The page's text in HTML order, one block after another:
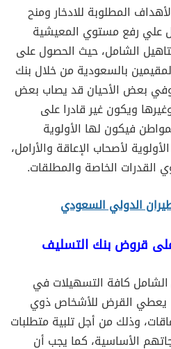
المطلوبة للادخار ومنح
علي رفع مستوي المعيشية
الشامل، حيث الحصول على
بالسعودية من خلال بنك
بعض الأحيان قد يصاب بعض
ويكون غير قادرا على
فيكون لها الأولوية
لأصحاب الإعاقة والأرامل،
القدرات الخاصة والمطلقات.
الدولي السعودي
قروض بنك التسليف
كافة التسهيلات في
يعطي القرض للأشخاص ذوي
وذلك من أجل تلبية متطلبات
الأساسية، كما يجب أن